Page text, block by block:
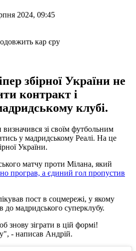
2024, 09:45
збірної України не
контракт і
клубі.
зі своїм футбольним
у мадридському Реалі. На це
України.
матчу проти Мілана, який
програв, а єдиний гол пропустив
пост в соцмережі, у якому
мадридського суперклубу.
знову зіграти в цій формі!
- написав Андрій.